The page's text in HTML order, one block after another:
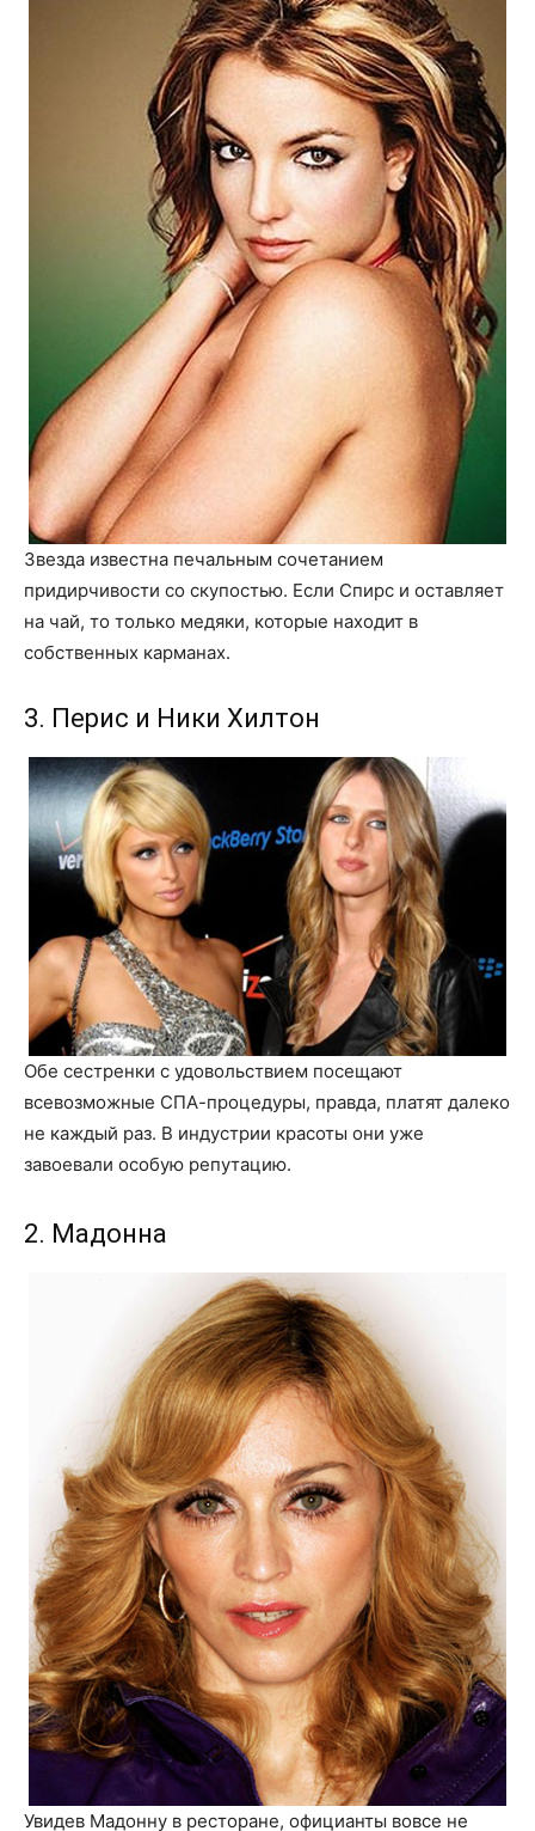
Звезда известна печальным сочетанием
придирчивости со скупостью. Если Спирс и оставляет
на чай, то только медяки, которые находит в
собственных карманах.
3. Перис и Ники Хилтон
Обе сестренки с удовольствием посещают
всевозможные СПА-процедуры, правда, платят далеко
не каждый раз. В индустрии красоты они уже
завоевали особую репутацию.
2. Мадонна
Увидев Мадонну в ресторане, официанты вовсе не